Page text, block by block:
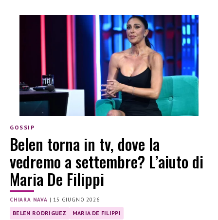
GOSSIP
Belen torna in tv, dove la
vedremo a settembre? L’aiuto di
Maria De Filippi
CHIARA NAVA | 15 GIUGNO 2026
BELEN RODRIGUEZ MARIA DE FILIPPI